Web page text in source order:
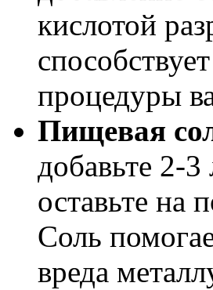
кислотой
процедуры
Пищевая
добавьте 2-
оставьте на
Соль
вреда